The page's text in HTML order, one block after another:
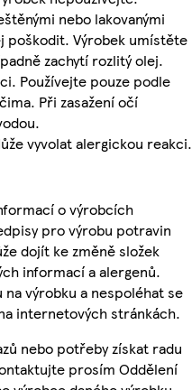
nebo lakovanými
poškodit. Výrobek umístěte
zachytí rozlitý olej.
Používejte pouze podle
Při zasažení očí
vyvolat alergickou reakci.
o výrobcích
pro výrobu potravin
dojít ke změně složek
informací a alergenů.
výrobku a nespoléhat se
internetových stránkách.
nebo potřeby získat radu
prosím Oddělení